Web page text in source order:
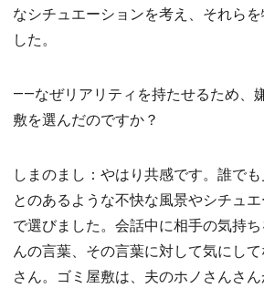
なシチュエーションを考え、それら
した。
――なぜリアリティを持たせるため、
敷を選んだのですか？
しまのまし：やはり共感です。誰で
とのあるような不快な風景やシチュ
で選びました。会話中に相手の気持
んの言葉、その言葉に対して気にし
さん。ゴミ屋敷は、夫のホノさんさ